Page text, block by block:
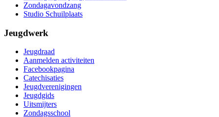
Zondagavondzang
Studio Schuilplaats
Jeugdwerk
Jeugdraad
Aanmelden activiteiten
Facebookpagina
Catechisaties
Jeugdverenigingen
Jeugdgids
Uitsmijters
Zondagsschool